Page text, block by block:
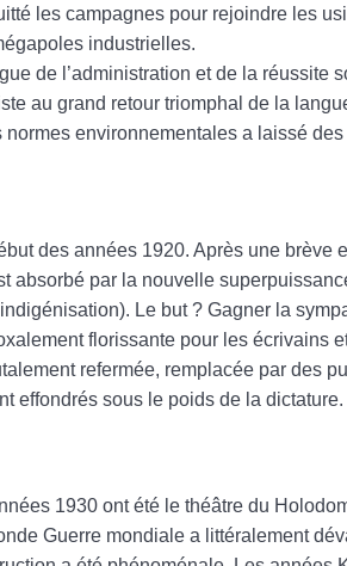
les campagnes pour rejoindre les
industrielles.
de l’administration et de la réussite
au grand retour triomphal de la
normes environnementales a laissé
des années 1920. Après une brève
absorbé par la nouvelle
Le but ? Gagner la
florissante pour les écrivains
refermée, remplacée par des
effondrés sous le poids de la dictature.
1930 ont été le théâtre du
Guerre mondiale a littéralement